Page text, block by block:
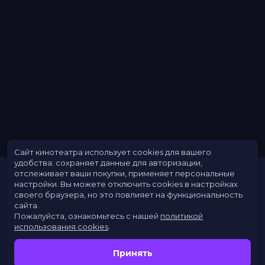
Расписание
Скоро в кино
Сайт кинотеатра использует cookies для вашего
удобства: сохраняет данные для авторизации,
отслеживает ваши покупки, применяет персональные
настройки. Вы можете отключить cookies в настройках
своего браузера, но это повлияет на функциональность
сайта.
Пожалуйста, ознакомьтесь с нашей политикой
использования cookies
Принять